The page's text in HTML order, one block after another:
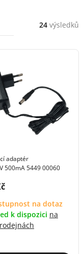
24 výsledků
adaptér
500mA 5449 00060
DPH:
na dotaz
k dispozici na